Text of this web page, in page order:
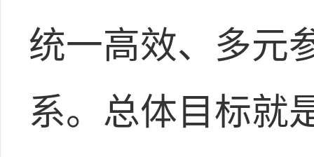
统一高效、多元
系。总体目标就